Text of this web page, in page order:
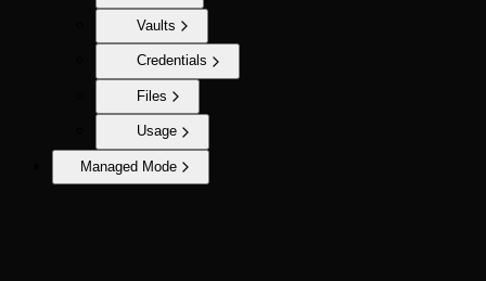
Vaults
Credentials
Files
Usage
Managed Mode